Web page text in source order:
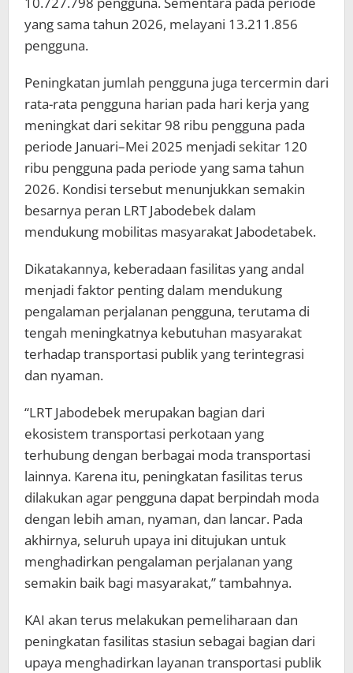
yang sama tahun 2026, melayani 13.211.856
pengguna.
Peningkatan jumlah pengguna juga tercermin dari
rata-rata pengguna harian pada hari kerja yang
meningkat dari sekitar 98 ribu pengguna pada
periode Januari–Mei 2025 menjadi sekitar 120
ribu pengguna pada periode yang sama tahun
2026. Kondisi tersebut menunjukkan semakin
besarnya peran LRT Jabodebek dalam
mendukung mobilitas masyarakat Jabodetabek.
Dikatakannya, keberadaan fasilitas yang andal
menjadi faktor penting dalam mendukung
pengalaman perjalanan pengguna, terutama di
tengah meningkatnya kebutuhan masyarakat
terhadap transportasi publik yang terintegrasi
dan nyaman.
“LRT Jabodebek merupakan bagian dari
ekosistem transportasi perkotaan yang
terhubung dengan berbagai moda transportasi
lainnya. Karena itu, peningkatan fasilitas terus
dilakukan agar pengguna dapat berpindah moda
dengan lebih aman, nyaman, dan lancar. Pada
akhirnya, seluruh upaya ini ditujukan untuk
menghadirkan pengalaman perjalanan yang
semakin baik bagi masyarakat,” tambahnya.
KAI akan terus melakukan pemeliharaan dan
peningkatan fasilitas stasiun sebagai bagian dari
upaya menghadirkan layanan transportasi publik